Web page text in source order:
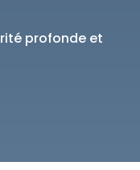
profonde et